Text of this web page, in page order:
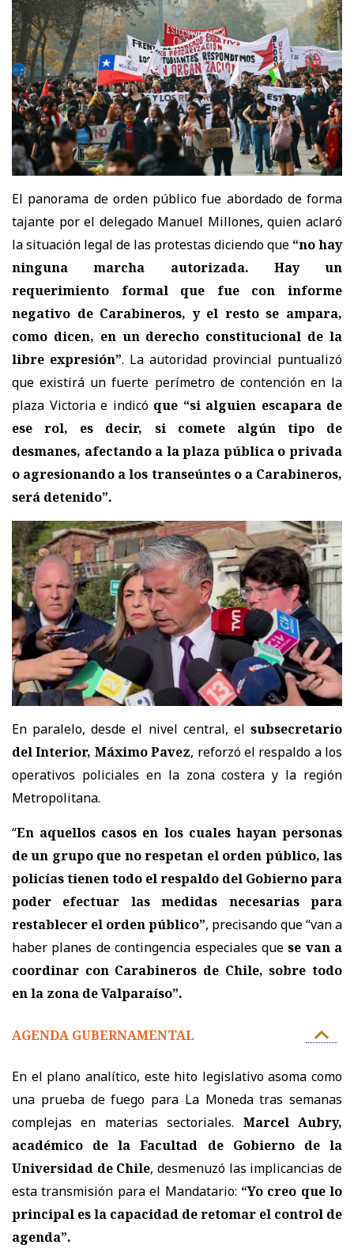
El panorama de orden público fue abordado de forma
tajante por el delegado Manuel Millones, quien aclaró
la situación legal de las protestas diciendo que “no hay
ninguna marcha autorizada. Hay un
requerimiento formal que fue con informe
negativo de Carabineros, y el resto se ampara,
como dicen, en un derecho constitucional de la
libre expresión”. La autoridad provincial puntualizó
que existirá un fuerte perímetro de contención en la
plaza Victoria e indicó que “si alguien escapara de
ese rol, es decir, si comete algún tipo de
desmanes, afectando a la plaza pública o privada
o agresionando a los transeúntes o a Carabineros,
será detenido”.
En paralelo, desde el nivel central, el subsecretario
del Interior, Máximo Pavez, reforzó el respaldo a los
operativos policiales en la zona costera y la región
Metropolitana.
“En aquellos casos en los cuales hayan personas
de un grupo que no respetan el orden público, las
policías tienen todo el respaldo del Gobierno para
poder efectuar las medidas necesarias para
restablecer el orden público”, precisando que “van a
haber planes de contingencia especiales quese van a
coordinar con Carabineros de Chile, sobre todo
en la zona de Valparaíso”.
AGENDA GUBERNAMENTAL
En el plano analítico, este hito legislativo asoma como
una prueba de fuego para La Moneda tras semanas
complejas en materias sectoriales. Marcel Aubry,
académico de la Facultad de Gobierno de la
Universidad de Chile, desmenuzó las implicancias de
esta transmisión para el Mandatario: “Yo creo que lo
principal es la capacidad de retomar el control de
agenda”.